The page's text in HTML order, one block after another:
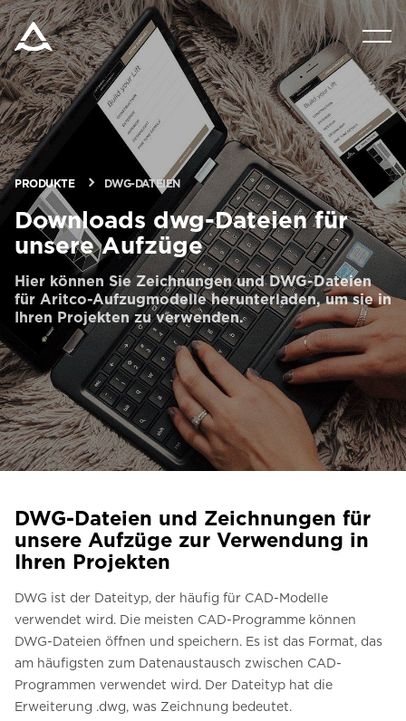
PRODUKTE
TOOLS UND DOKUMENTE
BLOG & NACHRICHTEN
ÜBER ARITCO
FÜR FACHLEUTE
Bestellen Sie ein Digital HomeKit
Kontaktieren Sie uns
Preisvoranschlag anfordern
FAQ
Kontaktieren Sie uns
DE
PRODUKTE DWG-DATEIEN
Downloads dwg-Dateien für
unsere Aufzüge
Hier können Sie Zeichnungen und DWG-Dateien
für Aritco-Aufzugmodelle herunterladen, um sie in
Ihren Projekten zu verwenden.
DWG-Dateien und Zeichnungen für
unsere Aufzüge zur Verwendung in
Ihren Projekten
DWG ist der Dateityp, der häufig für CAD-Modelle
verwendet wird. Die meisten CAD-Programme können
DWG-Dateien öffnen und speichern. Es ist das Format, das
am häufigsten zum Datenaustausch zwischen CAD-
Programmen verwendet wird. Der Dateityp hat die
Erweiterung .dwg, was Zeichnung bedeutet.